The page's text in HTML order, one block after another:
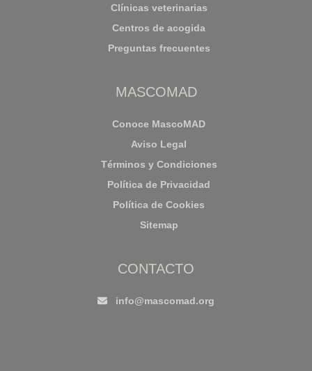
Clínicas veterinarias
Centros de acogida
Preguntas frecuentes
MASCOMAD
Conoce MascoMAD
Aviso Legal
Términos y Condiciones
Política de Privacidad
Política de Cookies
Sitemap
CONTACTO
info@mascomad.org